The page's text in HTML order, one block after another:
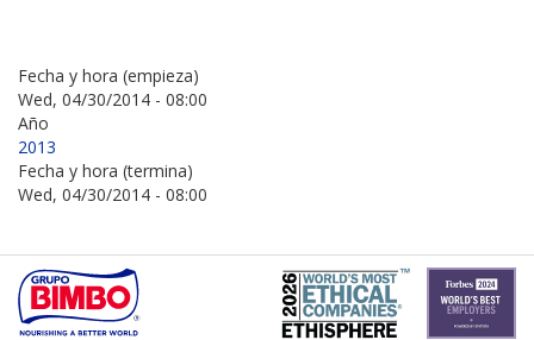
Fecha y hora (empieza)
Wed, 04/30/2014 - 08:00
Año
2013
Fecha y hora (termina)
Wed, 04/30/2014 - 08:00